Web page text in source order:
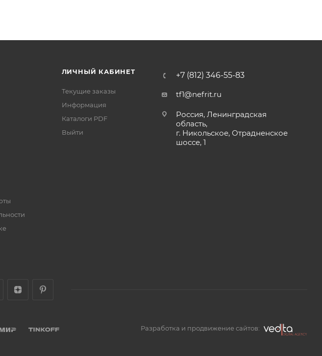
ЛИЧНЫЙ КАБИНЕТ
Текущие заказы
Информация
Каталоги PDF
Выйти
+7 (812) 346-55-83
tf1@nefrit.ru
Россия, Ленинградская
область,
г. Никольское, Отрадненское
шоссе, 1
Разработка и продвижение сайтов: